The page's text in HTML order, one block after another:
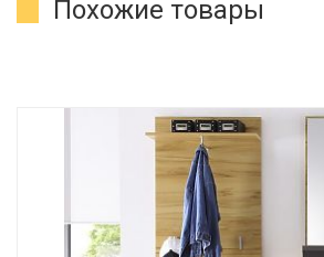
Похожие товары